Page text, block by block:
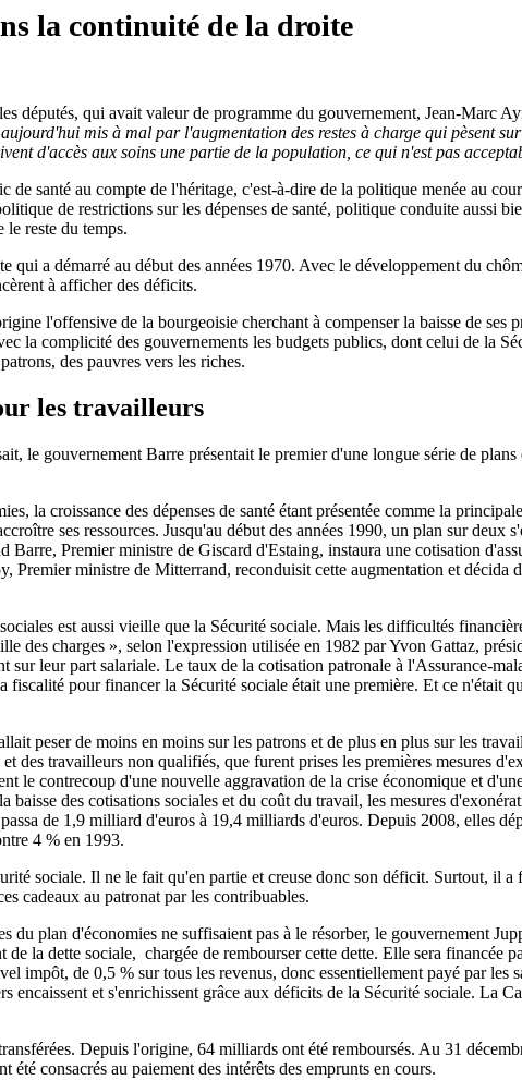
la continuité de la droite
députés, qui avait valeur de programme du gouvernement, Jean-Marc
aujourd'hui mis à mal par l'augmentation des restes à charge qui pèsent
d'accès aux soins une partie de la population, ce qui n'est pas
santé au compte de l'héritage, c'est-à-dire de la politique menée au
de restrictions sur les dépenses de santé, politique conduite aussi
le reste du temps.
a démarré au début des années 1970. Avec le développement du
à afficher des déficits.
l'offensive de la bourgeoisie cherchant à compenser la baisse de ses
la complicité des gouvernements les budgets publics, dont celui de la
des pauvres vers les riches.
les travailleurs
le gouvernement Barre présentait le premier d'une longue série de
la croissance des dépenses de santé étant présentée comme la
ses ressources. Jusqu'au début des années 1990, un plan sur deux
Premier ministre de Giscard d'Estaing, instaura une cotisation
Premier ministre de Mitterrand, reconduisit cette augmentation et décida
est aussi vieille que la Sécurité sociale. Mais les difficultés
des charges », selon l'expression utilisée en 1982 par Yvon Gattaz,
sur leur part salariale. Le taux de la cotisation patronale à l'Assurance-
fiscalité pour financer la Sécurité sociale était une première. Et ce n'était
peser de moins en moins sur les patrons et de plus en plus sur les
des travailleurs non qualifiés, que furent prises les premières mesures
le contrecoup d'une nouvelle aggravation de la crise économique et
des cotisations sociales et du coût du travail, les mesures
de 1,9 milliard d'euros à 19,4 milliards d'euros. Depuis 2008, elles
4 % en 1993.
sociale. Il ne le fait qu'en partie et creuse donc son déficit. Surtout, il
cadeaux au patronat par les contribuables.
plan d'économies ne suffisaient pas à le résorber, le gouvernement
la dette sociale, chargée de rembourser cette dette. Elle sera
impôt, de 0,5 % sur tous les revenus, donc essentiellement payé par les
encaissent et s'enrichissent grâce aux déficits de la Sécurité sociale. La
Depuis l'origine, 64 milliards ont été remboursés. Au 31
consacrés au paiement des intérêts des emprunts en cours.